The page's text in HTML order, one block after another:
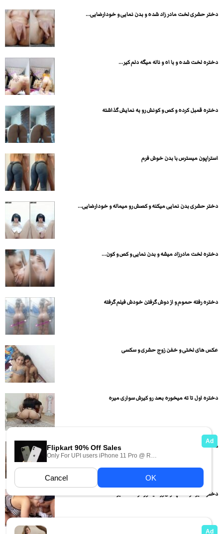
دختر حشری لخت مادر زاد شده و بدن نمایی و خودارضایی...
دختره لخت شده و با اه و ناله میگه دلم کیر...
دختره قمبل کرده و کص و کونش رو به نمایش گذاشته
استراپون میسترس با بدن خوش فرم
دختر حشری بدن نمایی میکنه و کصش رو میماله و خودارضایی...
دختره لخت مادرزاد میشه و بدن نمایی و کص و کون...
دختره رفته حموم و از دوش گرفتن خودش فیلم گرفته
عکس های لختی و خفن زوج حشری و سکسی
دختره اول تا ته میخوره بعد رو کیرش سواری میره
دختره میاد رو کیر میشینه و سواری میره
دختره کیر دوست پسرش رو میخوره و ساک میزنه